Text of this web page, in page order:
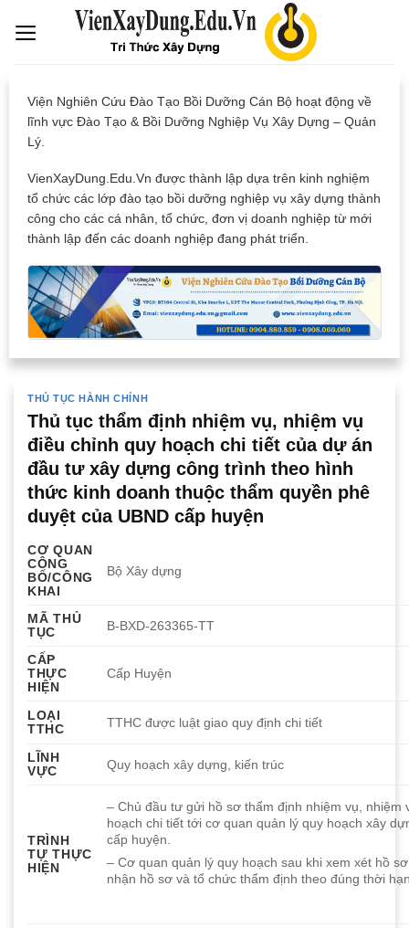
Viện Nghiên Cứu Đào Tạo Bồi Dưỡng Cán Bộ hoạt động về
lĩnh vực Đào Tạo & Bồi Dưỡng Nghiệp Vụ Xây Dựng – Quản
Lý.
VienXayDung.Edu.Vn được thành lập dựa trên kinh nghiệm
tổ chức các lớp đào tạo bồi dưỡng nghiệp vụ xây dựng thành
công cho các cá nhân, tổ chức, đơn vị doanh nghiệp từ mới
thành lập đến các doanh nghiệp đang phát triển.
THỦ TỤC HÀNH CHÍNH
Thủ tục thẩm định nhiệm vụ, nhiệm vụ
điều chỉnh quy hoạch chi tiết của dự án
đầu tư xây dựng công trình theo hình
thức kinh doanh thuộc thẩm quyền phê
duyệt của UBND cấp huyện
CƠ QUAN
CÔNG
BỐ/CÔNG
KHAI
Bộ Xây dựng
MÃ THỦ
TỤC
B-BXD-263365-TT
CẤP
THỰC
HIỆN
Cấp Huyện
LOẠI
TTHC
TTHC được luật giao quy định chi tiết
LĨNH
VỰC
Quy hoạch xây dựng, kiến trúc
TRÌNH
TỰ THỰC
HIỆN
– Chủ đầu tư gửi hồ sơ thẩm định nhiệm vụ, nhiệm
hoạch chi tiết tới cơ quan quản lý quy hoạch xây
cấp huyện.
– Cơ quan quản lý quy hoạch sau khi xem xét hồ
nhận hồ sơ và tổ chức thẩm định theo đúng thời